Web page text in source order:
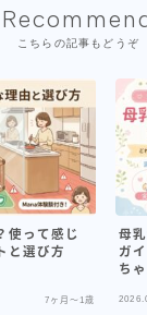
こちらの記事もどうぞ
使って感じ
と選び方
7ヶ月〜1歳
母
ガ
ち